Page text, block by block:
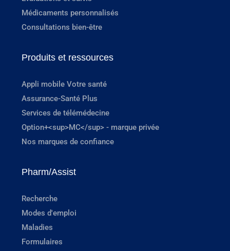
Médicaments personnalisés
Consultations bien-être
Produits et ressources
Appli mobile Votre santé
Assurance-Santé Plus
Services de télémédecine
Option+<sup>MC</sup> - marque privée
Nos marques de confiance
Pharm/Assist
Recherche
Modes d'emploi
Maladies
Formulaires